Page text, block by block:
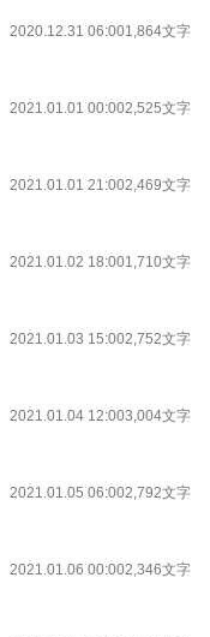
2020.12.31 06:001,864文字
2021.01.01 00:002,525文字
2021.01.01 21:002,469文字
2021.01.02 18:001,710文字
2021.01.03 15:002,752文字
2021.01.04 12:003,004文字
2021.01.05 06:002,792文字
2021.01.06 00:002,346文字